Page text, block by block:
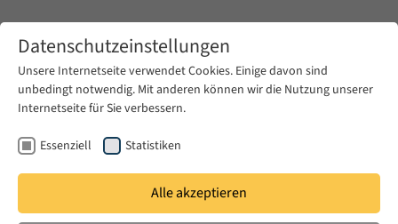
Zum Hauptinhalt springen
DAVID, CATHERINE; KHALIL, GEORGES;
SCHERER, M. BERND (HRSG.)
Datenschutzeinstellungen
Unsere Internetseite verwendet Cookies. Einige davon sind
unbedingt notwendig. Mit anderen können wir die Nutzung unserer
Internetseite für Sie verbessern.
Essenziell Statistiken
Alle akzeptieren